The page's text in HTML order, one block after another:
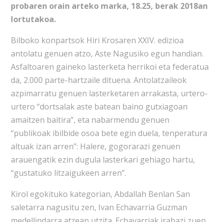
probaren orain arteko marka, 18.25, berak 2018an
lortutakoa.
Bilboko konpartsok Hiri Krosaren XXIV. edizioa
antolatu genuen atzo, Aste Nagusiko egun handian.
Asfaltoaren gaineko lasterketa herrikoi eta federatua
da, 2.000 parte-hartzaile dituena. Antolatzaileok
azpimarratu genuen lasterketaren arrakasta, urtero-
urtero “dortsalak aste batean baino gutxiagoan
amaitzen baitira”, eta nabarmendu genuen
“publikoak ibilbide osoa bete egin duela, tenperatura
altuak izan arren”: Halere, gogorarazi genuen
arauengatik ezin dugula lasterkari gehiago hartu,
“gustatuko litzaigukeen arren”.
Kirol egokituko kategorian, Abdallah Benlan San
saletarra nagusitu zen, Ivan Echavarria Guzman